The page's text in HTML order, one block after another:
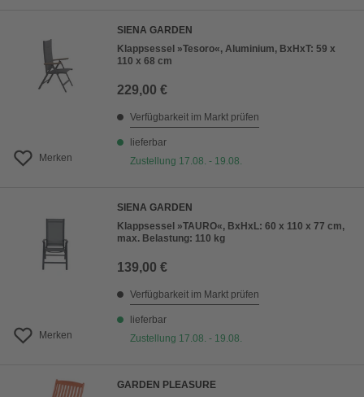
Merken
SIENA GARDEN
Klappsessel »Tesoro«, Aluminium, BxHxT: 59 x
110 x 68 cm
229,00 €
Verfügbarkeit im Markt prüfen
lieferbar
Zustellung 17.08. - 19.08.
Merken
SIENA GARDEN
Klappsessel »TAURO«, BxHxL: 60 x 110 x 77 cm,
max. Belastung: 110 kg
139,00 €
Verfügbarkeit im Markt prüfen
lieferbar
Zustellung 17.08. - 19.08.
GARDEN PLEASURE